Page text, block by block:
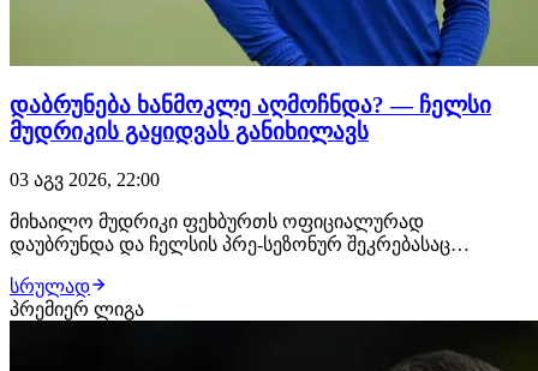
დაბრუნება ხანმოკლე აღმოჩნდა? — ჩელსი
მუდრიკის გაყიდვას განიხილავს
03 აგვ 2026, 22:00
მიხაილო მუდრიკი ფეხბურთს ოფიციალურად
დაუბრუნდა და ჩელსის პრე-სეზონურ შეკრებასაც
ახალ სეზონს ლონდონურ კლუბში დაიწყებს. ინგლისური
მედიის ინფორმაციით, მისი მომავალი კვლავ
სრულად
პრემიერ ლიგა